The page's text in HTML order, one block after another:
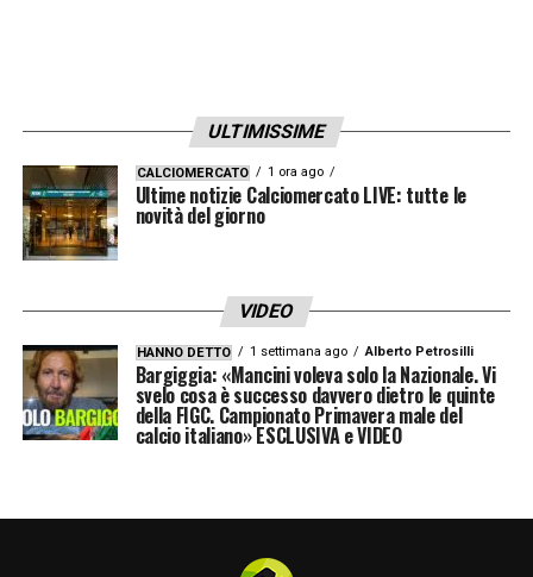
ULTIMISSIME
CALCIOMERCATO 1 ora ago
Ultime notizie Calciomercato LIVE: tutte le
novità del giorno
VIDEO
HANNO DETTO 1 settimana ago Alberto Petrosilli
Bargiggia: «Mancini voleva solo la Nazionale. Vi
svelo cosa è successo davvero dietro le quinte
della FIGC. Campionato Primavera male del
calcio italiano» ESCLUSIVA e VIDEO